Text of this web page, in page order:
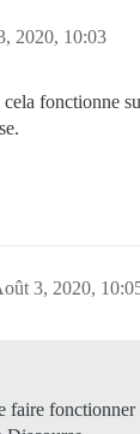
2020, 10:03
fonctionne
3, 2020,
faire